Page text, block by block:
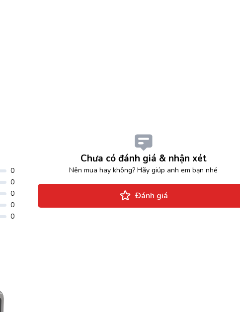
0
0
0
0
0
Chưa có đánh giá & nhận xét
Nên mua hay không? Hãy giúp anh em bạn nhé
Đánh giá